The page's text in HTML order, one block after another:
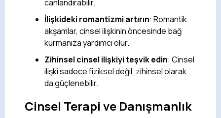
canlandırabilir.
İlişkideki romantizmi artırın: Romantik
akşamlar, cinsel ilişkinin öncesinde bağ
kurmanıza yardımcı olur.
Zihinsel cinsel ilişkiyi teşvik edin: Cinsel
ilişki sadece fiziksel değil, zihinsel olarak
da güçlenebilir.
Cinsel Terapi ve Danışmanlık